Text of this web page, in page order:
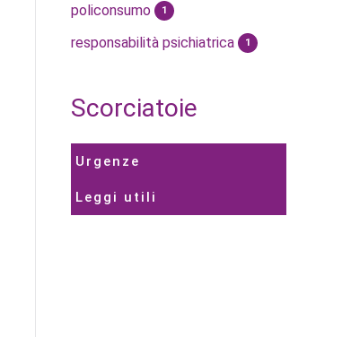
policonsumo 1
responsabilità psichiatrica 1
Scorciatoie
Urgenze
Leggi utili